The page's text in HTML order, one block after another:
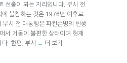
선출이 되는 자리입니다. 부시 전
에 불참하는 것은 1976년 이후로
시 전 대통령은 파킨슨병의 변종
서 거동이 불편한 상태이며 현재
. 한편, 부시
→ 더 보기